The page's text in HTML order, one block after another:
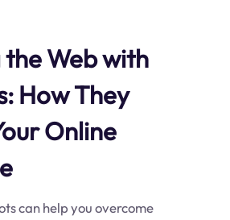
Web with
How They
Online
can help you overcome